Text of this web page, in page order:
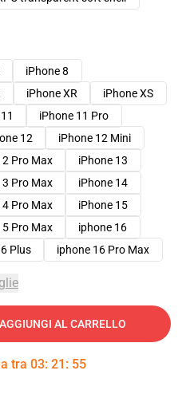
iPhone 8
iPhone XR
iPhone XS
iPhone 11 Pro
12
iPhone 12 Mini
Pro Max
iPhone 13
Pro Max
iPhone 14
Pro Max
iPhone 15
Pro Max
iphone 16
Plus iphone 16 Pro Max
AGGIUNGI AL CARRELLO
tra 03: 21 : 54